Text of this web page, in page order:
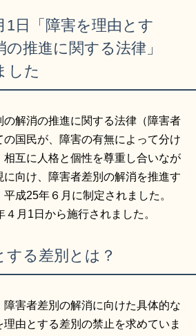
プライバシーポリシー
閉じる
1日「障害を理由とす
推進に関する法律」
した
の解消の推進に関する法律（障害者
国民が、障害の有無によって分け
相互に人格と個性を尊重し合いなが
に向け、障害者差別の解消を推進す
成25年６月に制定されました。
月1日から施行されました。
する差別とは？
害者差別の解消に向けた具体的な
由とする差別の禁止を求めていま